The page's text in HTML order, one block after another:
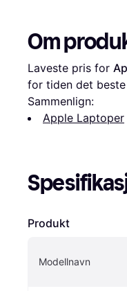
Om
Laveste pris for
for tiden det
Sammenlign:
Apple Laptoper
Produkt
Modellnavn